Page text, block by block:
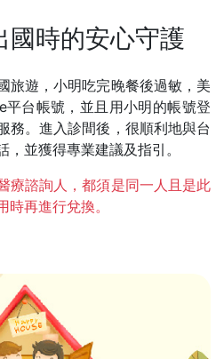
國時的安心守護
旅遊，小明吃完晚餐後過敏，美
台帳號，並且用小明的帳號登
務。進入診間後，很順利地與台
並獲得專業建議及指引。
療諮詢人，都須是同一人且是此
再進行兌換。